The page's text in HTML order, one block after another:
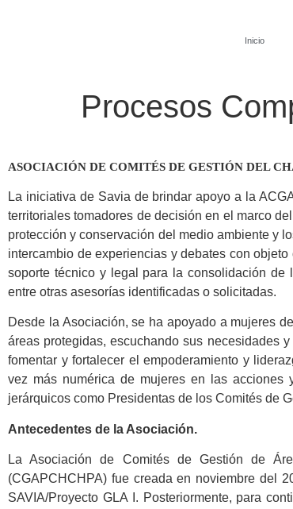
Inicio
Procesos
ASOCIACIÓN DE COMITÉS DE GESTIÓN DEL
La iniciativa de Savia de brindar apoyo a la
territoriales tomadores de decisión en el marco
protección y conservación del medio ambiente y
intercambio de experiencias y debates con
soporte técnico y legal para la consolidación de
entre otras asesorías identificadas o solicitadas.
Desde la Asociación, se ha apoyado a mujeres
áreas protegidas, escuchando sus necesidades
fomentar y fortalecer el empoderamiento y
vez más numérica de mujeres en las
jerárquicos como Presidentas de los Comités de
Antecedentes de la Asociación.
La Asociación de Comités de Gestión de
(CGAPCHCHPA) fue creada en noviembre del
SAVIA/Proyecto GLA I. Posteriormente, para